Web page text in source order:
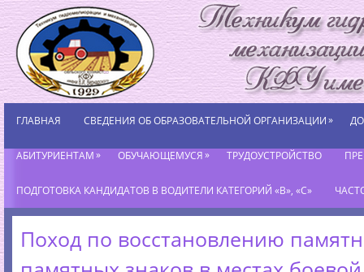
ГЛАВНАЯ СВЕДЕНИЯ ОБ ОБРАЗОВАТЕЛЬНОЙ ОРГАНИЗАЦИИ»
АБИТУРИЕНТАМ» ОБУЧАЮЩЕМУСЯ» ТРУДОУСТРОЙСТВО
ПОДГОТОВКА КАНДИДАТОВ В ВОДИТЕЛИ КАТЕГОРИЙ «В», «С»
Поход по восстановлению